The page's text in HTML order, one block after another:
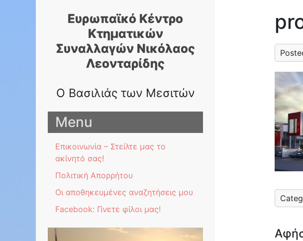
Ευρωπαϊκό Κέντρο
Κτηματικών
Συναλλαγών Nικόλαος
Λεονταρίδης
Ο Βασιλιάς των Μεσιτών
Menu
Επικοινωνία – Στείλτε μας το
ακίνητό σας!
Πολιτική Απορρήτου
Οι αποθηκευμένες αναζητήσεις μου
Facebook: Γίνετε φίλοι μας!